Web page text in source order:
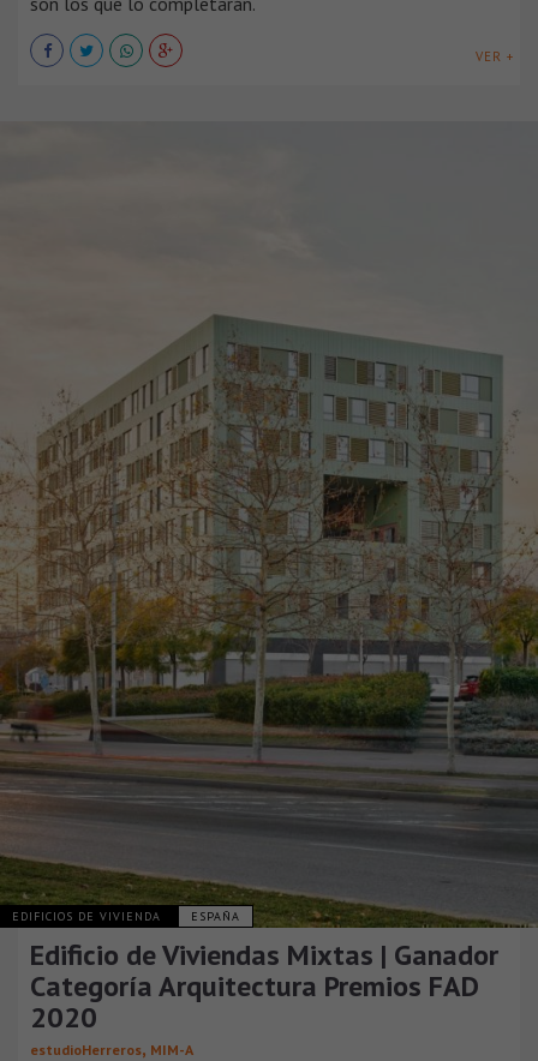
VER +
EDIFICIOS DE VIVIENDA ESPAÑA
Edificio de Viviendas Mixtas | Ganador
Categoría Arquitectura Premios FAD
2020
estudioHerreros, MIM-A